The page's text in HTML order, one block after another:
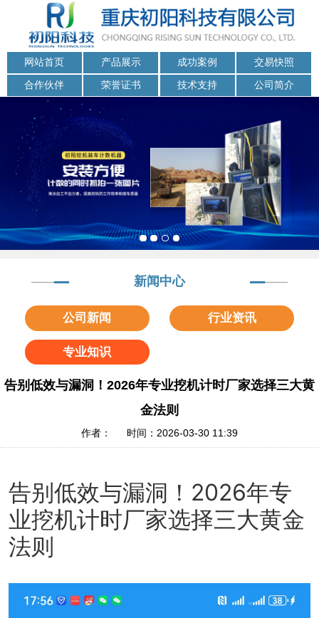
网站首页 产品展示 成功案例 交易快照
合作伙伴 荣誉证书 技术支持 公司简介
新闻中心
公司新闻 行业资讯
专业知识
告别低效与漏洞！2026年专业挖机计时厂家选择三大黄
金法则
作者： 时间：2026-03-30 11:39
告别低效与漏洞！2026年专
业挖机计时厂家选择三大黄金
法则